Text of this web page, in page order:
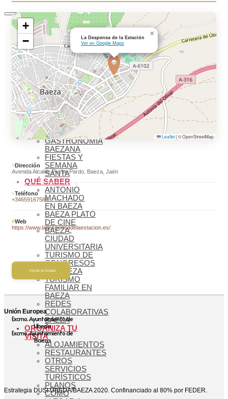
QUÉ VER
IMPRESCINDIBLES
QUÉ VER –
MONUMENTOS
MUSEOS
QUÉ VER –
LAGUNA
GRANDE
VISITAS
VIRTUALES
RUTAS Y
GUÍAS
MONUMENTALES
OLEOTURISMO
GASTRONOMÍA
BAEZANA
FIESTAS Y
SEMANA
SANTA
QUÉ SABER
ANTONIO
MACHADO
EN BAEZA
BAEZA PLATÓ
DE CINE
BAEZA,
CIUDAD
UNIVERSITARIA
TURISMO DE
CONGRESOS
EN BAEZA
TURISMO
FAMILIAR EN
BAEZA
REDES
COLABORATIVAS
BAEZA
ORGANIZA TU
VISITA
ALOJAMIENTOS
RESTAURANTES
OTROS
SERVICIOS
TURÍSTICOS
PLANOS
CÓMO
La Despensa de la Estación
Ver en Google Maps
×
+
−
Leaflet|© OpenStreetMap
Dirección
Avenida Alcalde Puche Pardo, Baeza, Jaén
Teléfono
+34659167586
Web
https://www.ladespensadelaestacion.es/
Volver al listado
Unión Europea
Excmo. Ayuntamiento de
Ubeda
Excmo. Ayuntamiento de
Baeza
Estrategia DUSI ÚBEDA/BAEZA 2020. Confinanciado al 80% por FEDER.